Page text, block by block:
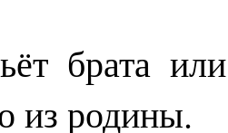
брата
из родины.